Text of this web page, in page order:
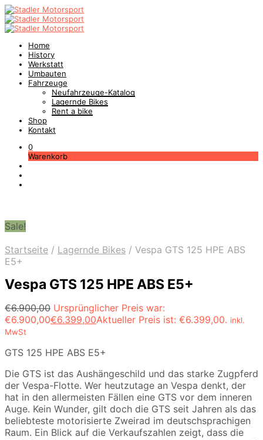
Home
History
Werkstatt
Umbauten
Fahrzeuge
Neufahrzeuge-Katalog
Lagernde Bikes
Rent a bike
Shop
Kontakt
0
Warenkorb
Sale!
Startseite / Lagernde Bikes / Vespa GTS 125 HPE ABS
E5+
Vespa GTS 125 HPE ABS E5+
€6.900,00 Ursprünglicher Preis war:
€6.900,00€6.399,00Aktueller Preis ist: €6.399,00. inkl.
MwSt
GTS 125 HPE ABS E5+
Die GTS ist das Aushängeschild und das starke Zugpferd
der Vespa-Flotte. Wer heutzutage an Vespa denkt, der
hat in den allermeisten Fällen eine GTS vor dem inneren
Auge. Kein Wunder, gilt doch die GTS seit Jahren als das
beliebteste motorisierte Zweirad im deutschsprachigen
Raum. Ein Blick auf die Verkaufszahlen zeigt, dass die